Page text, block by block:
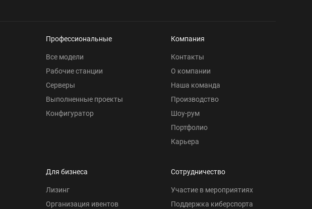
Профессиональные
Все модели
Рабочие станции
Серверы
Выполненные проекты
Конфигуратор
Компания
Контакты
О компании
Наша команда
Производство
Шоу-рум
Портфолио
Карьера
Для бизнеса
Лизинг
Организация ивентов
Сотрудничество
Участие в мероприятиях
Поддержка киберспорта